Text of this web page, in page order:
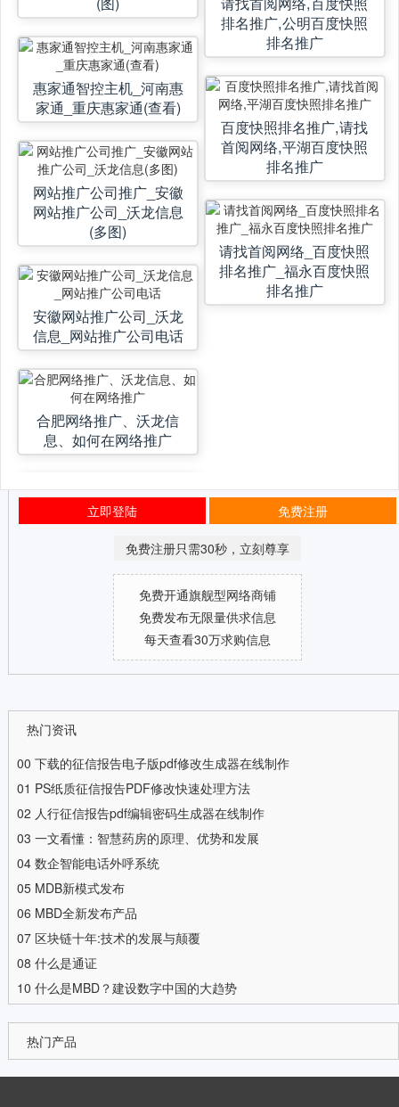
惠家通智控主机_河南惠
家通_重庆惠家通(查看)
网站推广公司推广_安徽
网站推广公司_沃龙信息
(多图)
安徽网站推广公司_沃龙
信息_网站推广公司电话
合肥网络推广、沃龙信
息、如何在网络推广
排名推广,公明百度快照
排名推广
百度快照排名推广,请找
首阅网络,平湖百度快照
排名推广
请找首阅网络_百度快照
排名推广_福永百度快照
排名推广
立即登陆 免费注册
免费注册只需30秒，立刻尊享
免费开通旗舰型网络商铺
免费发布无限量供求信息
每天查看30万求购信息
热门资讯
00 下载的征信报告电子版pdf修改生成器在线制作
01 PS纸质征信报告PDF修改快速处理方法
02 人行征信报告pdf编辑密码生成器在线制作
03 一文看懂：智慧药房的原理、优势和发展
04 数企智能电话外呼系统
05 MDB新模式发布
06 MBD全新发布产品
07 区块链十年:技术的发展与颠覆
08 什么是通证
10 什么是MBD？建设数字中国的大趋势
热门产品